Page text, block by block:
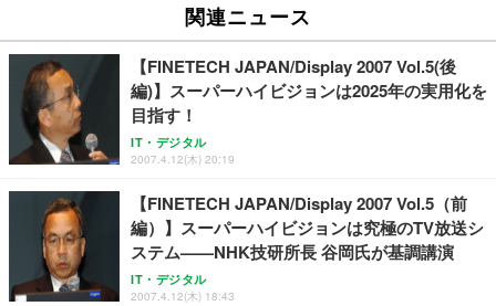
関連ニュース
【FINETECH JAPAN/Display 2007 Vol.5(後
編)】スーパーハイビジョンは2025年の実用化を
目指す！
IT・デジタル
2007.4.12(木) 20:19
【FINETECH JAPAN/Display 2007 Vol.5（前
編）】スーパーハイビジョンは究極のTV放送シ
ステム——NHK技研所長 谷岡氏が基調講演
IT・デジタル
2007.4.12(木) 18:43